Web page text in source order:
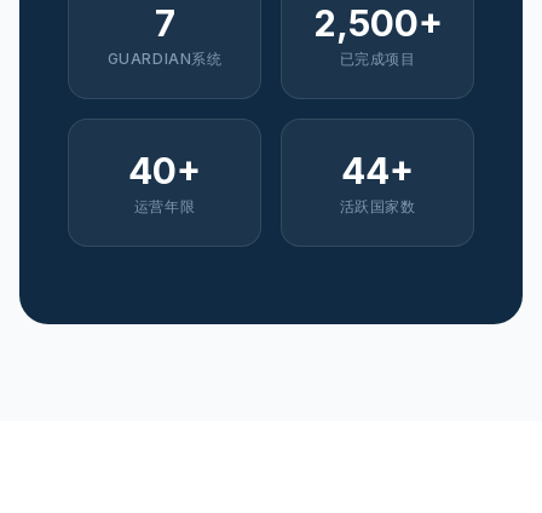
7
GUARDIAN系统
2,500+
已完成项目
40+
运营年限
44+
活跃国家数